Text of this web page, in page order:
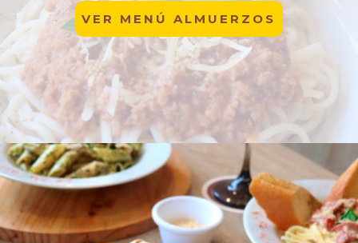
VER MENÚ ALMUERZOS